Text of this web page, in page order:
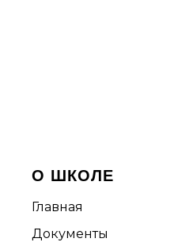
О ШКОЛЕ
Главная
Документы